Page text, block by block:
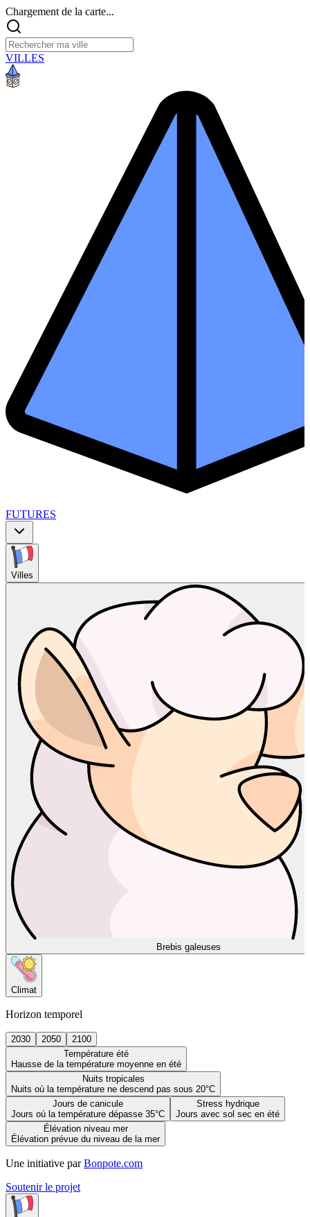
Chargement de la carte...
VILLES
FUTURES
Villes
Brebis galeuses
Climat
Horizon temporel
2030 2050
2100
Température été
Hausse de la température moyenne en été
Nuits tropicales
Nuits où la température ne descend pas sous 20°C
Jours de canicule
Jours où la température dépasse 35°C
Stress hydrique
Jours avec sol sec en été
Élévation niveau mer
Élévation prévue du niveau de la mer
Une initiative par Bonpote.com
Soutenir le projet